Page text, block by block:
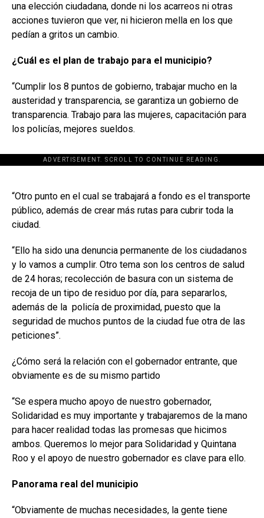
una elección ciudadana, donde ni los acarreos ni otras
acciones tuvieron que ver, ni hicieron mella en los que
pedían a gritos un cambio.
¿Cuál es el plan de trabajo para el municipio?
“Cumplir los 8 puntos de gobierno, trabajar mucho en la
austeridad y transparencia, se garantiza un gobierno de
transparencia. Trabajo para las mujeres, capacitación para
los policías, mejores sueldos.
ADVERTISEMENT. SCROLL TO CONTINUE READING.
[adsforwp id="243463"]
“Otro punto en el cual se trabajará a fondo es el transporte
público, además de crear más rutas para cubrir toda la
ciudad.
“Ello ha sido una denuncia permanente de los ciudadanos
y lo vamos a cumplir. Otro tema son los centros de salud
de 24 horas; recolección de basura con un sistema de
recoja de un tipo de residuo por día, para separarlos,
además de la policía de proximidad, puesto que la
seguridad de muchos puntos de la ciudad fue otra de las
peticiones”.
¿Cómo será la relación con el gobernador entrante, que
obviamente es de su mismo partido
“Se espera mucho apoyo de nuestro gobernador,
Solidaridad es muy importante y trabajaremos de la mano
para hacer realidad todas las promesas que hicimos
ambos. Queremos lo mejor para Solidaridad y Quintana
Roo y el apoyo de nuestro gobernador es clave para ello.
Panorama real del municipio
“Obviamente de muchas necesidades, la gente tiene